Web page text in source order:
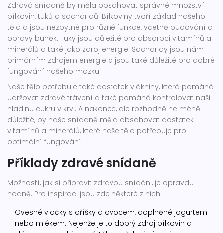
Zdravá snídaně by měla obsahovat správné množství
bílkovin, tuků a sacharidů. Bílkoviny tvoří základ našeho
těla a jsou nezbytné pro různé funkce, včetně budování a
opravy buněk. Tuky jsou důležité pro absorpci vitamínů a
minerálů a také jako zdroj energie. Sacharidy jsou nám
primárním zdrojem energie a jsou také důležité pro dobré
fungování našeho mozku.
Naše tělo potřebuje také dostatek vlákniny, která pomáhá
udržovat zdravé trávení a také pomáhá kontrolovat naši
hladinu cukru v krvi. A nakonec, ale rozhodně ne méně
důležité, by naše snídaně měla obsahovat dostatek
vitamínů a minerálů, které naše tělo potřebuje pro
optimální fungování.
Příklady zdravé snídaně
Možností, jak si připravit zdravou snídáni, je opravdu
hodně. Pro inspiraci jsou zde některé z nich:
Ovesné vločky s oříšky a ovocem, doplněné jogurtem
nebo mlékem. Nejenže je to dobrý zdroj bílkovin a